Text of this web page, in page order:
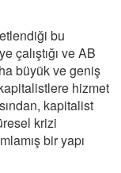
bu
çalıştığı ve AB
büyük ve geniş
hizmet
kapitalist
krizi
bir yapı